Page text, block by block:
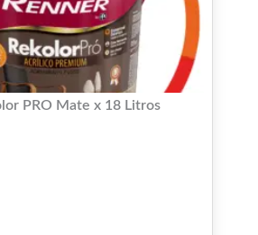
PRO Mate x 18 Litros